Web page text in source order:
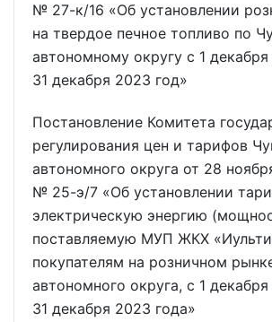
№ 27-к/16 «Об установлении
на твердое печное топливо по
автономному округу с 1
31 декабря 2023 год»
Постановление Комитета
регулирования цен и тарифов
автономного округа от 28
№ 25-э/7 «Об установлении
электрическую энергию
поставляемую МУП ЖКХ
покупателям на розничном
автономного округа, с 1
31 декабря 2023 года»